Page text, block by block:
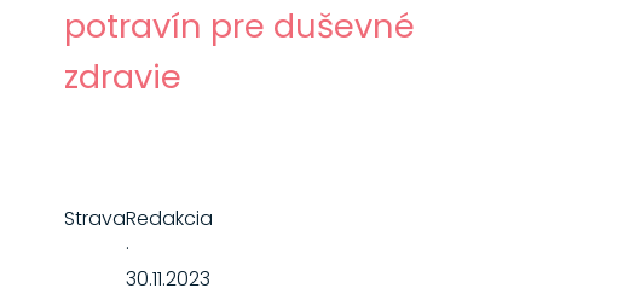
potravín pre duševné
zdravie
StravaRedakcia
·
30.11.2023